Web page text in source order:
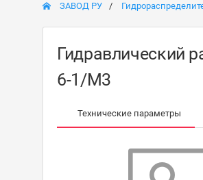
ЗАВОД РУ
Гидравлический
6-1/M3
Технические параметры